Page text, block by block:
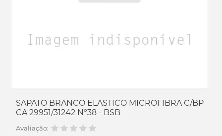
SAPATO BRANCO ELASTICO MICROFIBRA C/BP
CA 29951/31242 Nº38 - BSB
Avaliação: